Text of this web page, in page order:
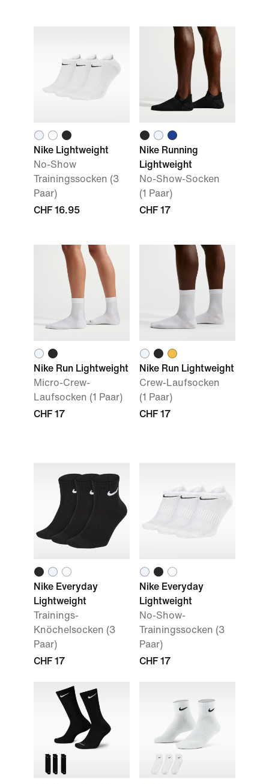
Nike Lightweight
No-Show
Trainingssocken (3
Paar)
CHF 16.95
Nike Running
Lightweight
No-Show-Socken
(1 Paar)
CHF 17
Nike Run Lightweight
Micro-Crew-
Laufsocken (1 Paar)
CHF 17
Nike Run Lightweight
Crew-Laufsocken
(1 Paar)
CHF 17
Nike Everyday
Lightweight
Trainings-
Knöchelsocken (3
Paar)
CHF 17
Nike Everyday
Lightweight
No-Show-
Trainingssocken (3
Paar)
CHF 17